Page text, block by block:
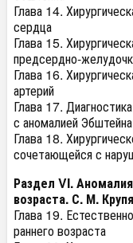
Глава 14.
сердца
Глава 15.
предсердно-
Глава 16.
артерий
Глава 17.
с аномалией Эбштейна
Глава 18.
сочетающейся с
Раздел VI.
возраста. С. М.
Глава 19.
раннего возраста